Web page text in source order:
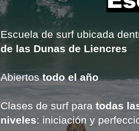
Escuela de surf ubicada
de las Dunas de Liencres
Abiertostodo el año
Clases de surf para todas
niveles: iniciación y